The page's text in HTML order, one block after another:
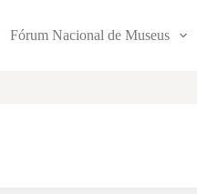
Fórum Nacional de Museus